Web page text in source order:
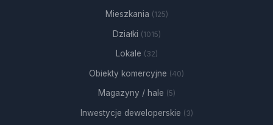
Mieszkania (125)
Działki (1015)
Lokale (32)
Obiekty komercyjne (40)
Magazyny / hale (5)
Inwestycje deweloperskie (3)